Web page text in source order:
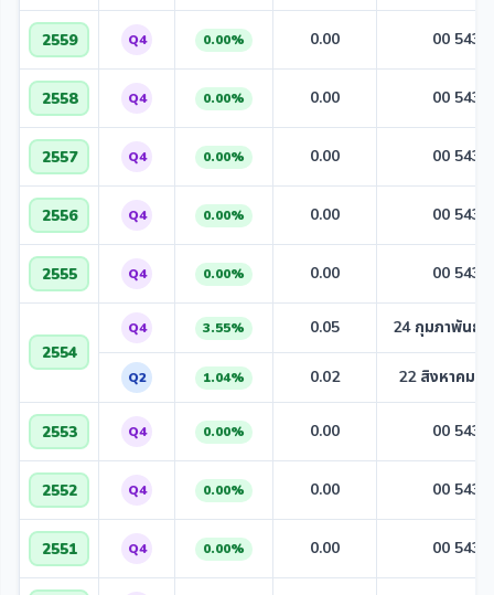
2559 Q4 0.00% 0.00 00 543
2558 Q4 0.00% 0.00 00 543
2557 Q4 0.00% 0.00 00 543
2556 Q4 0.00% 0.00 00 543
2555 Q4 0.00% 0.00 00 543
2554
Q4 3.55% 0.05 24 กุมภาพันธ์
Q2 1.04% 0.02 22 สิงหาคม
2553 Q4 0.00% 0.00 00 543
2552 Q4 0.00% 0.00 00 543
2551 Q4 0.00% 0.00 00 543